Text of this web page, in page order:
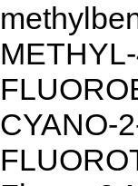
CYANO-